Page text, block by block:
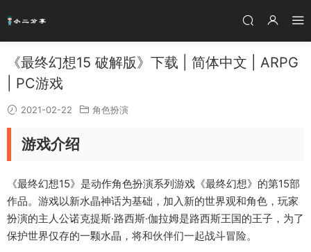
《最终幻想15 破解版》下载 | 简体中文 | ARPG
| PC游戏
2021-02-22 角色扮演
游戏介绍
《最终幻想15》是动作角色扮演系列游戏《最终幻想》的第15部
作品。游戏以新水晶神话为基础，加入新的世界观和角色，玩家
扮演的主人公诺克提斯·路西斯·伽拉姆是路西斯王国的王子，为了
保护世界仅存的一颗水晶，将和伙伴们一起战斗冒险。